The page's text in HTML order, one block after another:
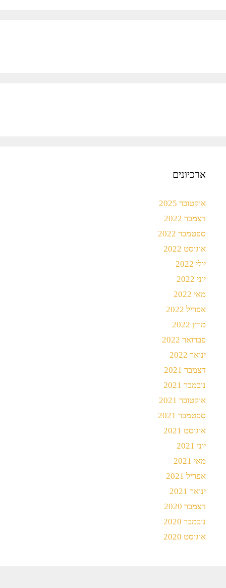
ארכיונים
אוקטובר 2025
דצמבר 2022
ספטמבר 2022
אוגוסט 2022
יולי 2022
יוני 2022
מאי 2022
אפריל 2022
מרץ 2022
פברואר 2022
ינואר 2022
דצמבר 2021
נובמבר 2021
אוקטובר 2021
ספטמבר 2021
אוגוסט 2021
יוני 2021
מאי 2021
אפריל 2021
ינואר 2021
דצמבר 2020
נובמבר 2020
אוגוסט 2020